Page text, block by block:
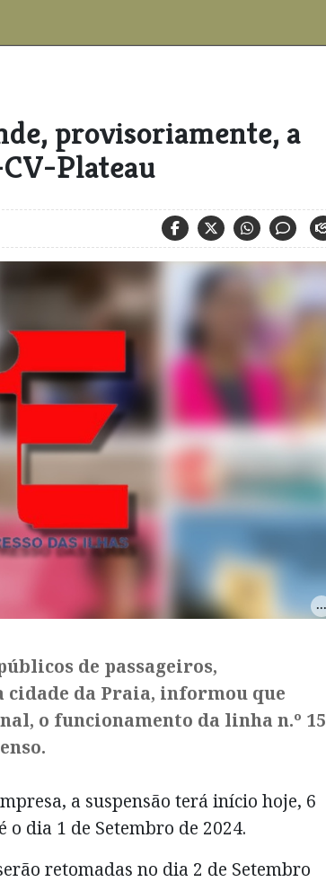
provisoriamente, a
Plateau
de passageiros,
da Praia, informou que
o funcionamento da linha n.º 15
a suspensão terá início hoje, 6
o dia 1 de Setembro de 2024.
retomadas no dia 2 de Setembro